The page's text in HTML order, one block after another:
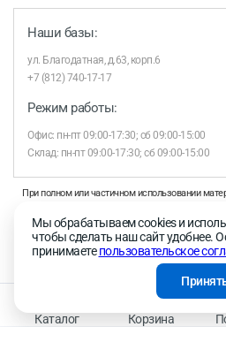
Каталог Корзина
Наши базы:
ул. Благодатная, д.63, корп.6
+7 (812) 740-17-17
Режим работы:
Офис: пн-пт 09:00-17:30; сб 09:00-15:00
Склад: пн-пт 09:00-17:30; сб 09:00-15:00
При полном или частичном использовании
Продолжая работу с сайтом, вы даете согласие
на обработку персональных данных в целях
ретаргетинга, статистических исследований,
релевантной рекламной информации на основе
На информационном ресурсе применяются
Правила применения рекомендательных
Мы обрабатываем cookies и
чтобы сделать наш сайт удобнее.
принимаетепользовательское